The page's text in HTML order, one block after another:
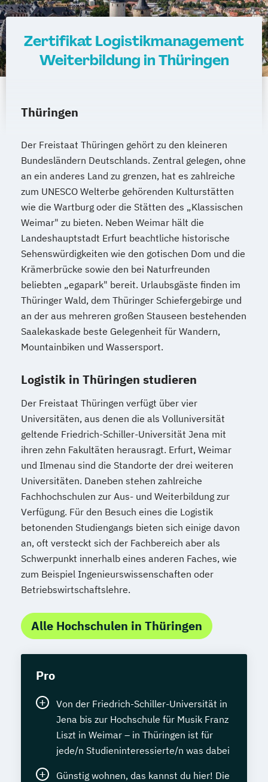
Zertifikat Logistikmanagement
Weiterbildung in Thüringen
Thüringen
Der Freistaat Thüringen gehört zu den kleineren
Bundesländern Deutschlands. Zentral gelegen, ohne
an ein anderes Land zu grenzen, hat es zahlreiche
zum UNESCO Welterbe gehörenden Kulturstätten
wie die Wartburg oder die Stätten des „Klassischen
Weimar" zu bieten. Neben Weimar hält die
Landeshauptstadt Erfurt beachtliche historische
Sehenswürdigkeiten wie den gotischen Dom und die
Krämerbrücke sowie den bei Naturfreunden
beliebten „egapark" bereit. Urlaubsgäste finden im
Thüringer Wald, dem Thüringer Schiefergebirge und
an der aus mehreren großen Stauseen bestehenden
Saalekaskade beste Gelegenheit für Wandern,
Mountainbiken und Wassersport.
Logistik in Thüringen studieren
Der Freistaat Thüringen verfügt über vier
Universitäten, aus denen die als Volluniversität
geltende Friedrich-Schiller-Universität Jena mit
ihren zehn Fakultäten herausragt. Erfurt, Weimar
und Ilmenau sind die Standorte der drei weiteren
Universitäten. Daneben stehen zahlreiche
Fachhochschulen zur Aus- und Weiterbildung zur
Verfügung. Für den Besuch eines die Logistik
betonenden Studiengangs bieten sich einige davon
an, oft versteckt sich der Fachbereich aber als
Schwerpunkt innerhalb eines anderen Faches, wie
zum Beispiel Ingenieurswissenschaften oder
Betriebswirtschaftslehre.
Alle Hochschulen in Thüringen
Pro
Von der Friedrich-Schiller-Universität in
Jena bis zur Hochschule für Musik Franz
Liszt in Weimar – in Thüringen ist für
jede/n Studieninteressierte/n was dabei
Günstig wohnen, das kannst du hier! Die